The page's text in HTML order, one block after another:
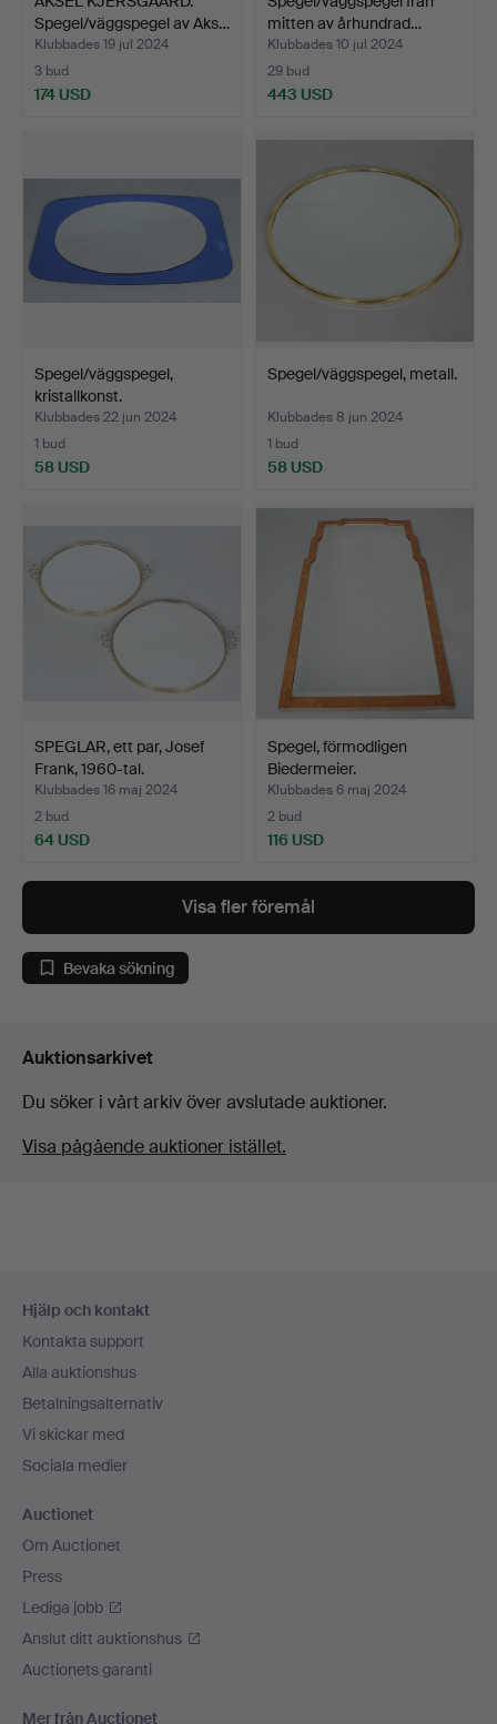
Spegel/väggspegel av Aks…
Klubbades 19 jul 2024
3 bud
174 USD
mitten av århundrad…
Klubbades 10 jul 2024
29 bud
443 USD
Spegel/väggspegel,
kristallkonst.
Klubbades 22 jun 2024
1 bud
58 USD
Spegel/väggspegel, metall.
Klubbades 8 jun 2024
1 bud
58 USD
SPEGLAR, ett par, Josef
Frank, 1960-tal.
Klubbades 16 maj 2024
2 bud
64 USD
Spegel, förmodligen
Biedermeier.
Klubbades 6 maj 2024
2 bud
116 USD
Visa fler föremål
Bevaka sökning
Auktionsarkivet
Du söker i vårt arkiv över avslutade auktioner.
Visa pågående auktioner istället.
Hjälp och kontakt
Kontakta support
Alla auktionshus
Betalningsalternativ
Vi skickar med
Sociala medier
Auctionet
Om Auctionet
Press
Lediga jobb
Anslut ditt auktionshus
Auctionets garanti
Mer från Auctionet